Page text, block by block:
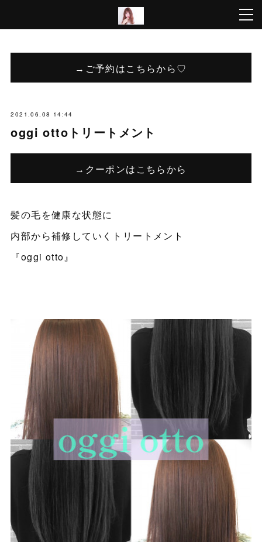
→ご予約はこちらから♡
2021.06.08 14:44
oggi ottoトリートメント
→クーポンはこちらから
髪の毛を健康な状態に
内部から補修していくトリートメント
『oggi otto』